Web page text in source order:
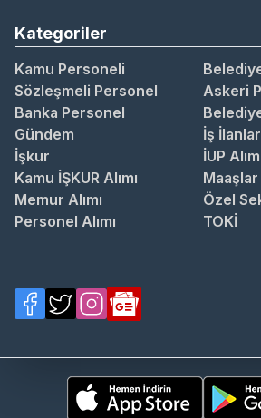
Kategoriler
Kamu Personeli
Sözleşmeli Personel
Askeri
Banka Personel
Gündem
İş
İşkur
İUP
Kamu İŞKUR Alımı
Maaşlar
Memur Alımı
Özel
Personel Alımı
TOKİ